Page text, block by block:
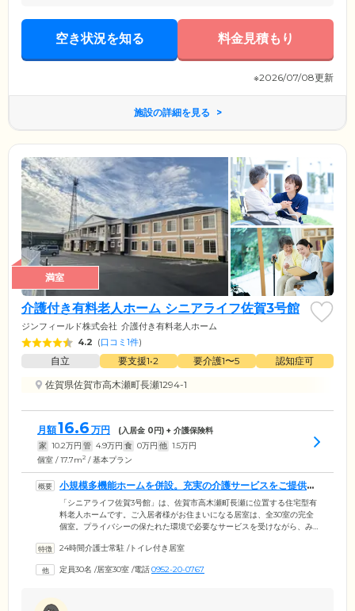
空き状況を知る 料金見積もり
※2026/07/08更新
施設の詳細を見る
満室
介護付き有料老人ホーム シニアライフ佐賀3号館
ジンフィールド株式会社 介護付き有料老人ホーム
4.2 (口コミ1件)
自立 要支援1•2 要介護1〜5
認知症可
佐賀県佐賀市高木瀬町長瀬1294-1
月額16.6 万円 (入居金 0円) + 介護保険料
家 10.2万円 管 4.9万円 食 0万円 他 1.5万円
個室 / 17.7m2 / 基本プラン
小規模多機能ホームを併設。充実の介護サービスをご提供い
たします
「シニアライフ佐賀3号館」は、佐賀市高木瀬町長瀬に位置する住宅型有
料老人ホームです。ご入居者様がお住まいになる居室は、全30室の完全
個室。プライバシーの保たれた環境で必要なサービスを受けながら、み
が併設されています。ご入居者様お一人おひとりに合わせて、小規模多
まかく伺いながら、最適なプランをご提案できるよう努めます。さらに
24時間介護士常駐 /トイレ付き居室
定員30名 /居室30室 /電話0952-20-0767